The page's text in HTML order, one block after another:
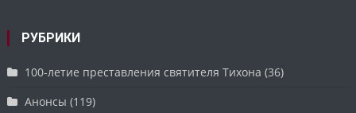
РУБРИКИ
100-летие преставления святителя Тихона (36)
Анонсы (119)